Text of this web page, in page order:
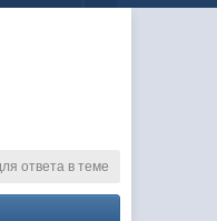
ответа в теме